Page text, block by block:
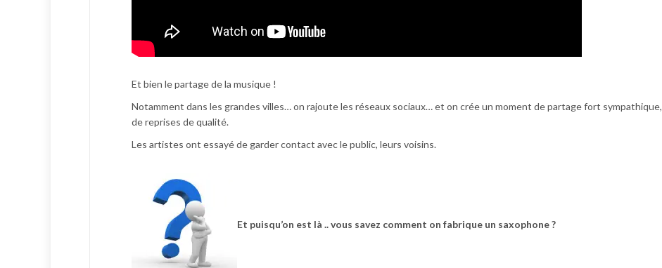
Et bien le partage de la musique !
Notamment dans les grandes villes… on rajoute les réseaux sociaux… et on crée un moment de partage fort sympathique,
de reprises de qualité.
Les artistes ont essayé de garder contact avec le public, leurs voisins.
Et puisqu’on est là .. vous savez comment on fabrique un saxophone ?